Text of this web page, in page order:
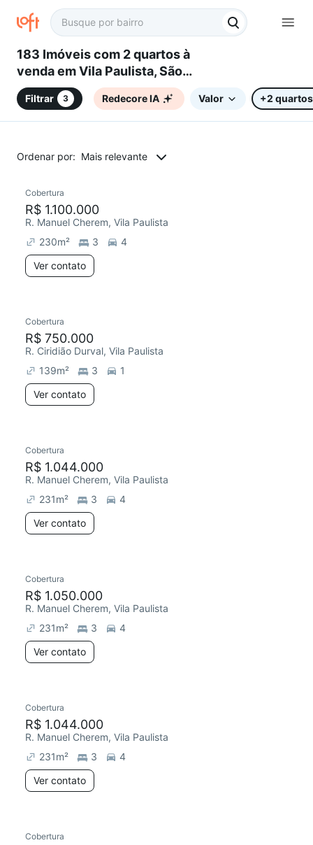
183 Imóveis com 2 quartos à
venda em Vila Paulista, São
Paulo, SP
Filtrar 3 Redecore IA Valor +2 quartos
Ordenar por: Mais relevante
Redecorar
Cobertura
R$ 1.100.000
R. Manuel Cherem, Vila Paulista
230m² 3
4
Ver contato
Redecorar
Cobertura
R$ 750.000
R. Ciridião Durval, Vila Paulista
139m² 3
1
Ver contato
Redecorar
Cobertura
R$ 1.044.000
R. Manuel Cherem, Vila Paulista
231m² 3
4
Ver contato
Redecorar
Cobertura
R$ 1.050.000
R. Manuel Cherem, Vila Paulista
231m² 3
4
Ver contato
Redecorar
Cobertura
R$ 1.044.000
R. Manuel Cherem, Vila Paulista
231m² 3
4
Ver contato
Cobertura